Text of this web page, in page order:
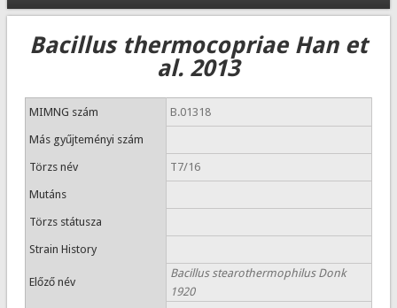
Bacillus thermocopriae Han et
al. 2013
MIMNG szám B.01318
Más gyűjteményi szám
Törzs név T7/16
Mutáns
Törzs státusza
Strain History
Előző név
Bacillus stearothermophilus Donk
1920